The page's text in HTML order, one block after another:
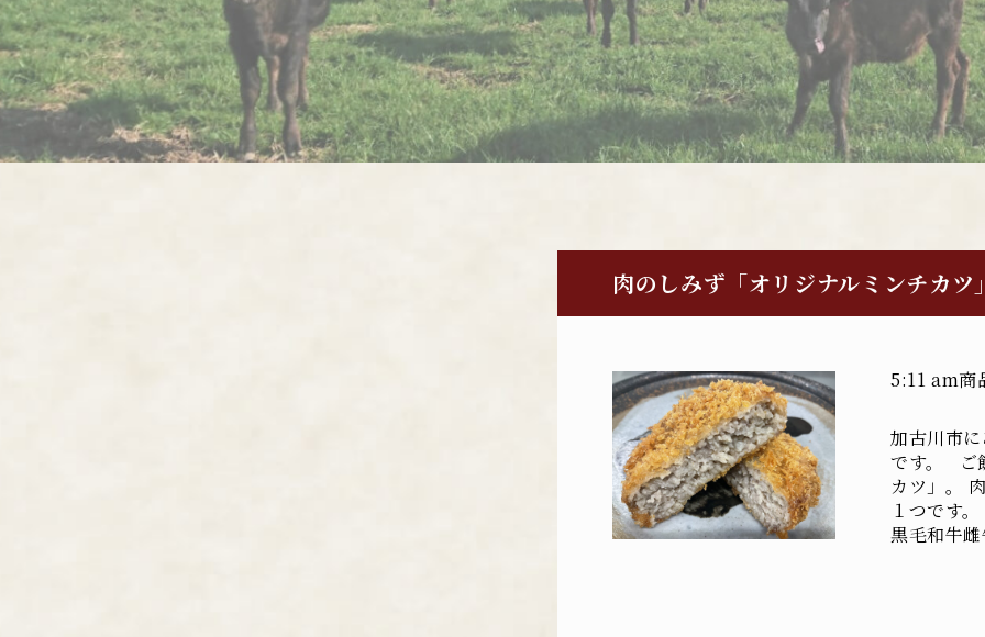
肉のしみず「オリジナルミンチカツ
5:11 am商
加古川市
です。 ご
カツ」。
１つです
黒毛和牛